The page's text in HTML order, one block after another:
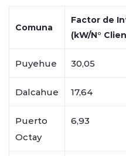
Comuna
Factor de
(kW/N°
Puyehue 30,05
Dalcahue 17,64
Puerto
Octay
6,93